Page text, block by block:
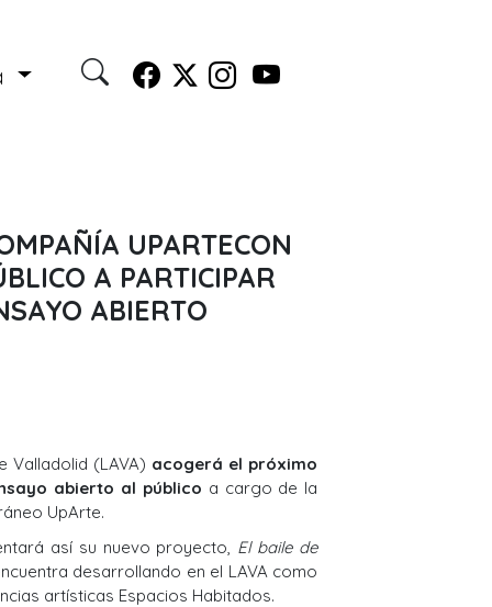
UPARTECON
A PARTICIPAR
ABIERTO
Valladolid (LAVA) acogerá el próximo
abierto al público a cargo de la
UpArte.
así su nuevo proyecto, El baile de
desarrollando en el LAVA como
artísticas Espacios Habitados.